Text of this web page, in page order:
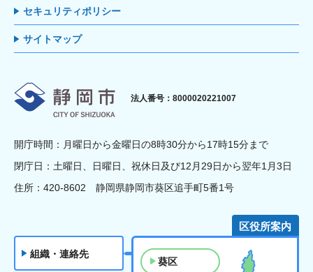
セキュリティポリシー
サイトマップ
静岡市
法人番号：8000020221007
開庁時間：月曜日から金曜日の8時30分から17時15分まで
閉庁日：土曜日、日曜日、祝休日及び12月29日から翌年1月3日
住所：420-8602 静岡県静岡市葵区追手町5番1号
組織・連絡先
区役所案内
葵区